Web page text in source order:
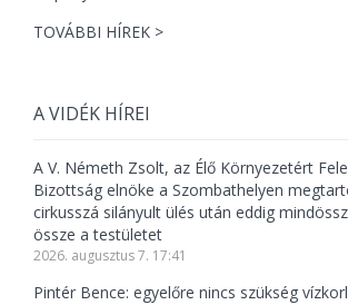
TOVÁBBI HÍREK >
A VIDÉK HÍREI
A V. Németh Zsolt, az Élő Környezetért
Bizottság elnöke a Szombathelyen
cirkusszá silányult ülés után eddig
össze a testületet
2026. augusztus 7. 17:41
Pintér Bence: egyelőre nincs szükség